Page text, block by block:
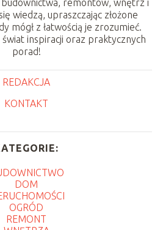
wiedzą, upraszczając złożone
mógł z łatwością je zrozumieć.
świat inspiracji oraz praktycznych
porad!
REDAKCJA
KONTAKT
DOM
OGRÓD
REMONT